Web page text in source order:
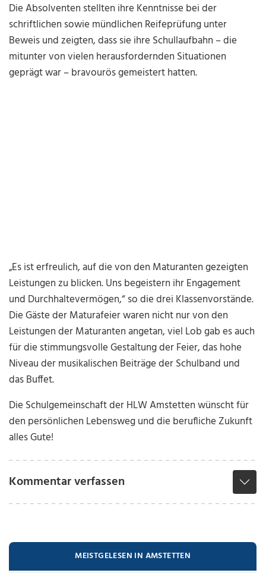
Die Absolventen stellten ihre Kenntnisse bei der
schriftlichen sowie mündlichen Reifeprüfung unter
Beweis und zeigten, dass sie ihre Schullaufbahn – die
mitunter von vielen herausfordernden Situationen
geprägt war – bravourös gemeistert hatten.
„Es ist erfreulich, auf die von den Maturanten gezeigten
Leistungen zu blicken. Uns begeistern ihr Engagement
und Durchhaltevermögen,“ so die drei Klassenvorstände.
Die Gäste der Maturafeier waren nicht nur von den
Leistungen der Maturanten angetan, viel Lob gab es auch
für die stimmungsvolle Gestaltung der Feier, das hohe
Niveau der musikalischen Beiträge der Schulband und
das Buffet.
Die Schulgemeinschaft der HLW Amstetten wünscht für
den persönlichen Lebensweg und die berufliche Zukunft
alles Gute!
Kommentar verfassen
MEISTGELESEN IN AMSTETTEN